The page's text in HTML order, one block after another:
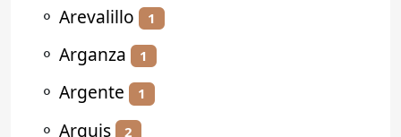
⚬ Arevalillo 1
⚬ Arganza 1
⚬ Argente 1
⚬ Arguis 2